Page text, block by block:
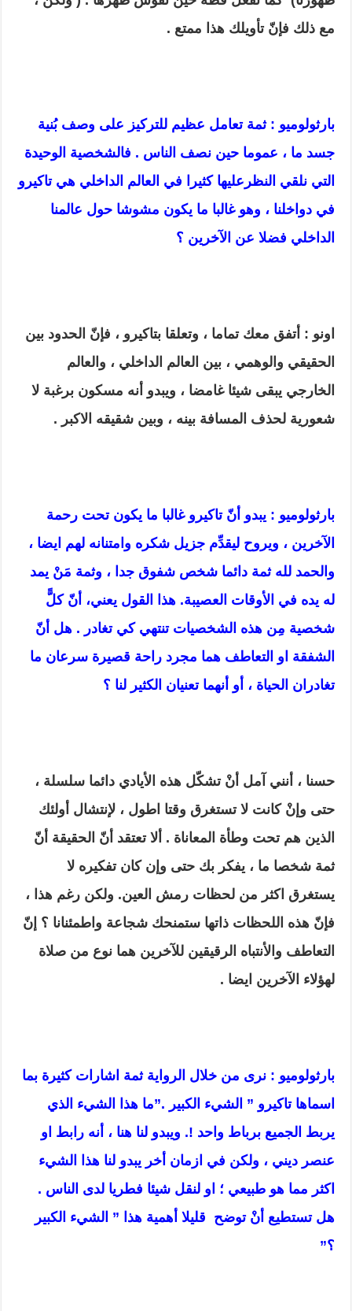
مع ذلك فإنّتأويلك هذا ممتع .
بارثولوميو : ثمة تعامل عظيم للتركيز على وصف بُنية
جسد ما ، عموما حين نصف الناس . فالشخصية الوحيدة
التي نلقي النظرعليها كثيرا في العالم الداخلي هي تاكيرو
في دواخلنا ، وهو غالبا ما يكون مشوشا حول عالمنا
الداخلي فضلا عن الآخرين ؟
اونو : أتفق معك تماما ، وتعلقا بتاكيرو ، فإنّ الحدود بين
الحقيقي والوهمي ، بين العالم الداخلي ، والعالم
الخارجي يبقى شيئا غامضا ، ويبدو أنه مسكون برغبة لا
شعورية لحذف المسافة بينه ، وبين شقيقه الاكبر .
بارثولوميو : يبدو أنّ تاكيرو غالبا ما يكون تحت رحمة
الآخرين ، ويروح ليقدِّم جزيل شكره وامتنانه لهم ايضا ،
والحمد لله ثمة دائما شخص شفوق جدا ، وثمة مَنْ يمد
له يده في الأوقات العصيبة. هذا القول يعني، أنّ كلًّ
شخصية مِن هذه الشخصيات تنتهي كي تغادر . هل أنّ
الشفقة او التعاطف هما مجرد راحة قصيرة سرعان ما
تغادران الحياة ، أو أنهما تعنيان الكثير لنا ؟
حسنا ، أنني آمل أنْ تشكّل هذه الأيادي دائما سلسلة ،
حتى وإنْ كانت لا تستغرق وقتا اطول ، لإنتشال أولئك
الذين هم تحت وطأة المعاناة . ألا تعتقد أنّ الحقيقة أنّ
ثمة شخصا ما ، يفكر بك حتى وإن كان تفكيره لا
يستغرق اكثر من لحظات رمش العين. ولكن رغم هذا ،
فإنّ هذه اللحظات ذاتها ستمنحك شجاعة واطمئنانا ؟ إنّ
التعاطف والأنتباه الرقيقين للآخرين هما نوع من صلاة
لهؤلاء الآخرين ايضا .
بارثولوميو : نرى من خلال الرواية ثمة اشارات كثيرة بما
اسماها تاكيرو ” الشيء الكبير .”ما هذا الشيء الذي
يربط الجميع برباط واحد !. ويبدو لنا هنا ، أنه رابط او
عنصر ديني ، ولكن في ازمان أخر يبدو لنا هذا الشيء
اكثر مما هو طبيعي ؛ او لنقل شيئا فطريا لدى الناس .
هل تستطيع أنْ توضح قليلا أهمية هذا ” الشيء الكبير
؟”